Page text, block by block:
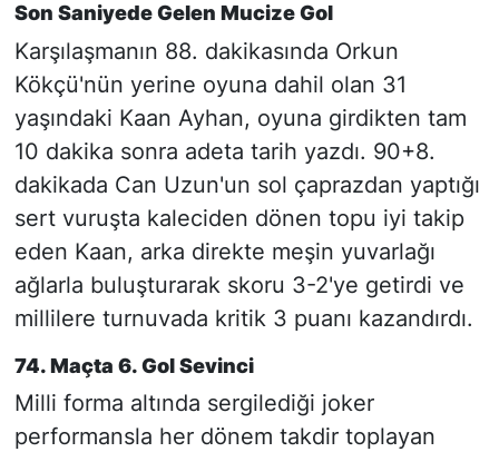
Son Saniyede Gelen Mucize Gol
Karşılaşmanın 88. dakikasında Orkun
Kökçü'nün yerine oyuna dahil olan 31
yaşındaki Kaan Ayhan, oyuna girdikten tam
10 dakika sonra adeta tarih yazdı. 90+8.
dakikada Can Uzun'un sol çaprazdan yaptığı
sert vuruşta kaleciden dönen topu iyi takip
eden Kaan, arka direkte meşin yuvarlağı
ağlarla buluşturarak skoru 3-2'ye getirdi ve
millilere turnuvada kritik 3 puanı kazandırdı.
74. Maçta 6. Gol Sevinci
Milli forma altında sergilediği joker
performansla her dönem takdir toplayan